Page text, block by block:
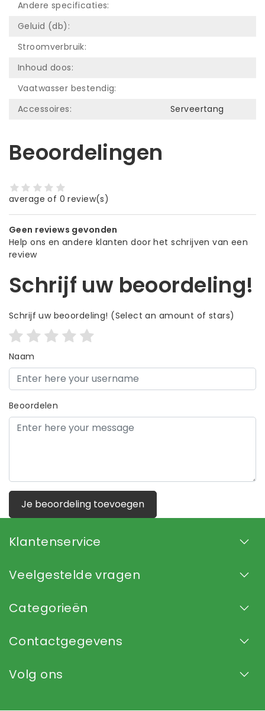
Andere specificaties:
Geluid (db):
Stroomverbruik:
Inhoud doos:
Vaatwasser bestendig:
Accessoires:
Serveertang
Beoordelingen
average of 0 review(s)
Geen reviews gevonden
Help ons en andere klanten door het schrijven van een
review
Schrijf uw beoordeling!
Schrijf uw beoordeling! (Select an amount of stars)
Naam
Beoordelen
Je beoordeling toevoegen
Klantenservice
Veelgestelde vragen
Categorieën
Contactgegevens
Volg ons